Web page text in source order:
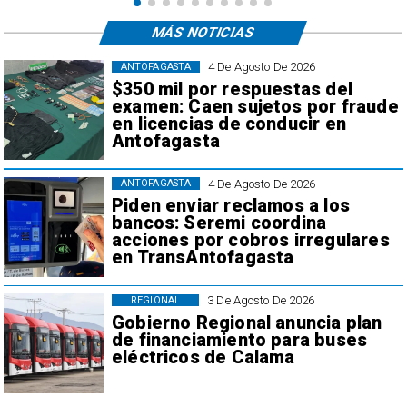
4 De Agosto De 2026
$350 mil por respuestas del
examen: Caen sujetos por fraude
en licencias de conducir en
Antofagasta
ANTOFAGASTA
4 De Agosto De 2026
Piden enviar reclamos a los
bancos: Seremi coordina
acciones por cobros irregulares
en TransAntofagasta
ANTOFAGASTA
3 De Agosto De 2026
Gobierno Regional anuncia plan
de financiamiento para buses
eléctricos de Calama
REGIONAL
MÁS NOTICIAS